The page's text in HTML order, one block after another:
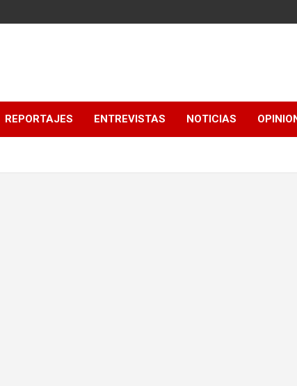
REPORTAJES ENTREVISTAS NOTICIAS